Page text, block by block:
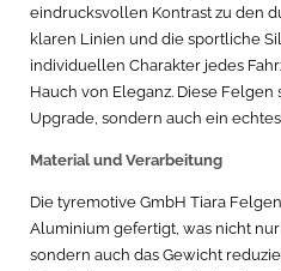
eindrucksvollen Kontrast zu den
klaren Linien und die sportliche
individuellen Charakter jedes
Hauch von Eleganz. Diese
Upgrade, sondern auch ein
Material und Verarbeitung
Die tyremotive GmbH Tiara
Aluminium gefertigt, was nicht
sondern auch das Gewicht